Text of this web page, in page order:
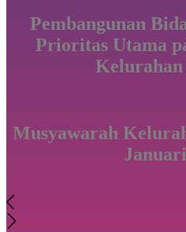
Pembangunan
Prioritas Utama
Musyawarah